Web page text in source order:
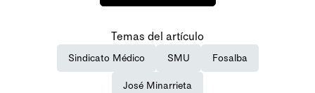
Temas del artículo
Sindicato Médico SMU Fosalba
José Minarrieta